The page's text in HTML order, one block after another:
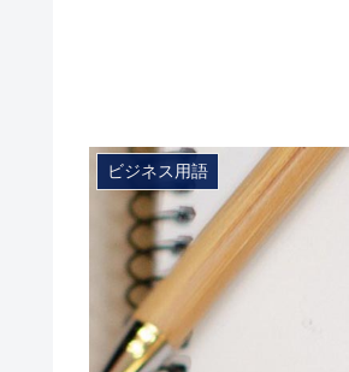
ビジネス用語